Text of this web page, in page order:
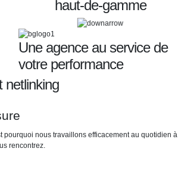
haut-de-gamme
Une agence au service de
votre performance
netlinking
pourquoi nous travaillons efficacement au quotidien à
rencontrez.